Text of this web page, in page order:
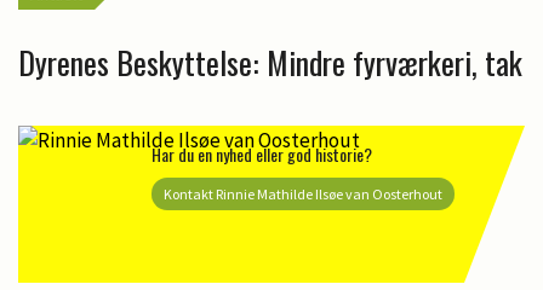
Dyrenes Beskyttelse: Mindre fyrværkeri, tak
Har du en nyhed eller god historie?
Kontakt Rinnie Mathilde Ilsøe van Oosterhout